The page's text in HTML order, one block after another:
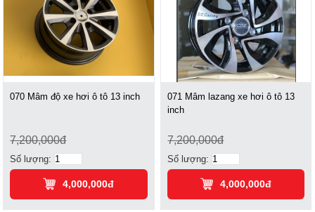
070 Mâm độ xe hơi ô tô 13 inch
7,200,000đ
Số lượng:
4,000,000đ
071 Mâm lazang xe hơi ô tô 13
inch
7,200,000đ
Số lượng:
4,000,000đ